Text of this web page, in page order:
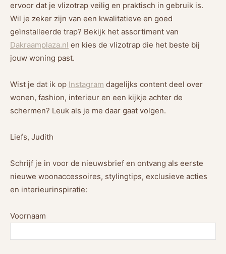
ervoor dat je vlizotrap veilig en praktisch in gebruik is.
Wil je zeker zijn van een kwalitatieve en goed
geïnstalleerde trap? Bekijk het assortiment van
Dakraamplaza.nl en kies de vlizotrap die het beste bij
jouw woning past.
Wist je dat ik op Instagram dagelijks content deel over
wonen, fashion, interieur en een kijkje achter de
schermen? Leuk als je me daar gaat volgen.
Liefs, Judith
Schrijf je in voor de nieuwsbrief en ontvang als eerste
nieuwe woonaccessoires, stylingtips, exclusieve acties
en interieurinspiratie:
Voornaam